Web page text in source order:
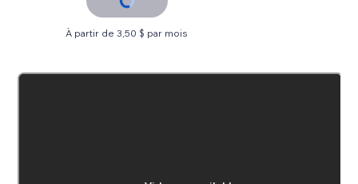
À partir de 3,50 $ par mois